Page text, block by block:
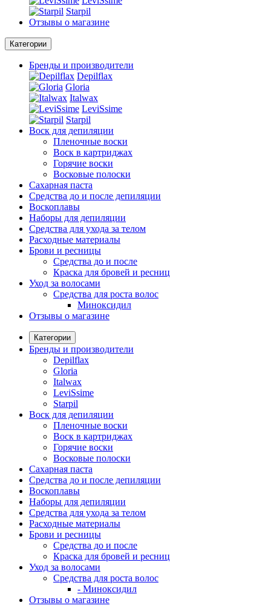
Starpil
Отзывы о магазине
Категории
Бренды и производители
Depilflax
Gloria
Italwax
LeviSsime
Starpil
Воск для депиляции
Пленочные воски
Воск в картриджах
Горячие воски
Восковые полоски
Сахарная паста
Средства до и после депиляции
Воскоплавы
Наборы для депиляции
Средства для ухода за телом
Расходные материалы
Брови и ресницы
Средства до и после
Краска для бровей и ресниц
Уход за волосами
Средства для роста волос
Миноксидил
Отзывы о магазине
Категории
Бренды и производители
Depilflax
Gloria
Italwax
LeviSsime
Starpil
Воск для депиляции
Пленочные воски
Воск в картриджах
Горячие воски
Восковые полоски
Сахарная паста
Средства до и после депиляции
Воскоплавы
Наборы для депиляции
Средства для ухода за телом
Расходные материалы
Брови и ресницы
Средства до и после
Краска для бровей и ресниц
Уход за волосами
Средства для роста волос
- Миноксидил
Отзывы о магазине